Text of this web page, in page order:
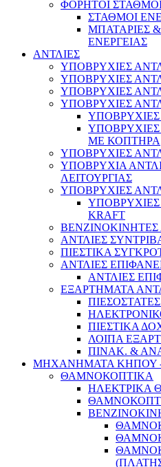
ΦΟΡΗΤΟΙ
ΣΤΑΘΜΟΙ
ΜΠΑΤΑΡΙΕΣ
ΕΝΕΡΓΕΙΑΣ
ΑΝΤΛΙΕΣ
ΥΠΟΒΡΥΧΙΕΣ
ΥΠΟΒΡΥΧΙΕΣ
ΥΠΟΒΡΥΧΙΕΣ
ΥΠΟΒΡΥΧΙΕΣ
ΥΠΟΒΡΥΧΙΕΣ
ΥΠΟΒΡΥΧΙΕΣ
ΜΕ ΚΟΠΤΗΡΑ
ΥΠΟΒΡΥΧΙΕΣ
ΥΠΟΒΡΥΧΙΑ
ΛΕΙΤΟΥΡΓΙΑΣ
ΥΠΟΒΡΥΧΙΕΣ
ΥΠΟΒΡΥΧΙΕΣ
KRAFT
ΒΕΝΖΙΝΟΚΙΝΗΤΕΣ
ΑΝΤΛΙΕΣ
ΠΙΕΣΤΙΚΑ
ΑΝΤΛΙΕΣ
ΑΝΤΛΙΕΣ
ΕΞΑΡΤΗΜΑΤΑ
ΠΙΕΣΤΙΚΑ
ΛΟΙΠΑ
ΠΙΝΑΚ. &
ΜΗΧΑΝΗΜΑΤΑ ΚΗΠΟΥ
ΘΑΜΝΟΚΟΠΤΙΚΑ
ΗΛΕΚΤΡΙΚΑ